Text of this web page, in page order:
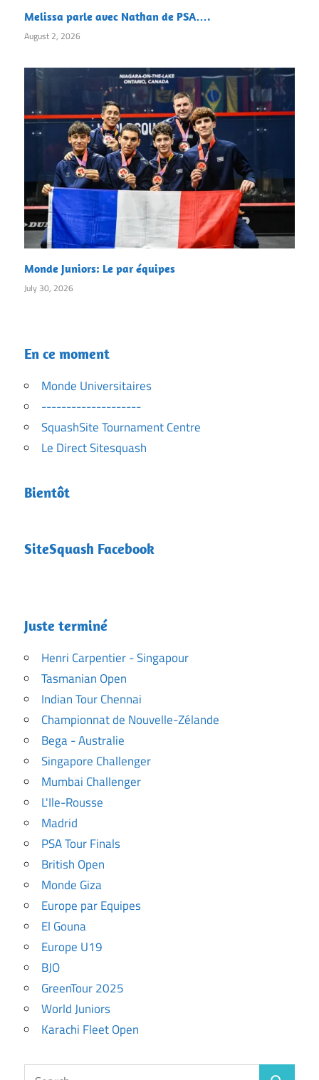
Melissa parle avec Nathan de PSA….
August 2, 2026
Monde Juniors: Le par équipes
July 30, 2026
En ce moment
Monde Universitaires
--------------------
SquashSite Tournament Centre
Le Direct Sitesquash
Bientôt
SiteSquash Facebook
Juste terminé
Henri Carpentier - Singapour
Tasmanian Open
Indian Tour Chennai
Championnat de Nouvelle-Zélande
Bega - Australie
Singapore Challenger
Mumbai Challenger
L'Ile-Rousse
Madrid
PSA Tour Finals
British Open
Monde Giza
Europe par Equipes
El Gouna
Europe U19
BJO
GreenTour 2025
World Juniors
Karachi Fleet Open